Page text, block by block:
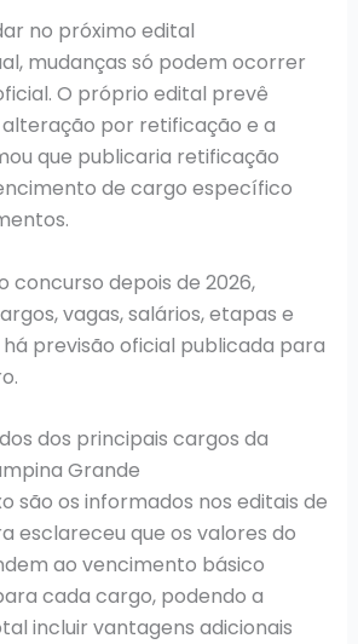
no próximo edital
mudanças só podem ocorrer
O próprio edital prevê
por retificação e a
que publicaria retificação
de cargo específico
concurso depois de 2026,
vagas, salários, etapas e
previsão oficial publicada para
dos principais cargos da
Grande
são os informados nos editais de
esclareceu que os valores do
ao vencimento básico
cada cargo, podendo a
incluir vantagens adicionais